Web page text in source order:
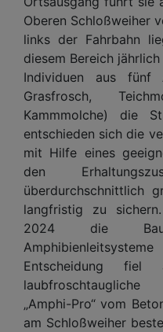
Oberen Schloßweiher
links der Fahrbahn
diesem Bereich
Individuen aus fünf
Grasfrosch,
Kammmolche) die
entschieden sich die
mit Hilfe eines
den
überdurchschnittlich
langfristig zu
2024 die
Entscheidung
laubfroschtaugliche
„Amphi-Pro“ vom
am Schloßweiher